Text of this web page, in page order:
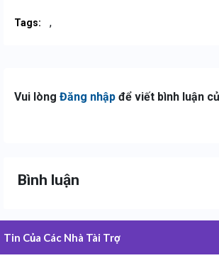
Tags:
,
Vui lòng Đăng nhập để viết bình luận
Bình luận
Tin Của Các Nhà Tài Trợ